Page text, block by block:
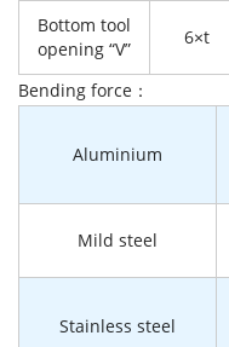
Bottom tool
opening “V”
6×t
Bending force：
Aluminium
Mild steel
Stainless steel